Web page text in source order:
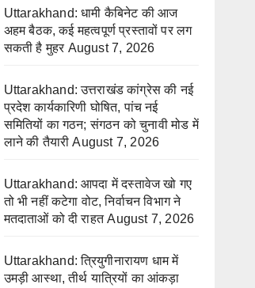
Uttarakhand: धामी कैबिनेट की आज
अहम बैठक, कई महत्वपूर्ण प्रस्तावों पर लग
सकती है मुहर August 7, 2026
Uttarakhand: उत्तराखंड कांग्रेस की नई
प्रदेश कार्यकारिणी घोषित, पांच नई
समितियों का गठन; संगठन को चुनावी मोड में
लाने की तैयारी August 7, 2026
Uttarakhand: आपदा में दस्तावेज खो गए
तो भी नहीं कटेगा वोट, निर्वाचन विभाग ने
मतदाताओं को दी राहत August 7, 2026
Uttarakhand: त्रियुगीनारायण धाम में
उमड़ी आस्था, तीर्थ यात्रियों का आंकड़ा